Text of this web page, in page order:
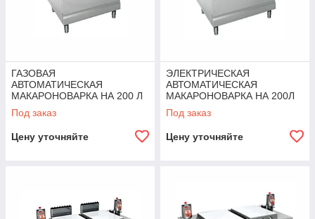
ГАЗОВАЯ
АВТОМАТИЧЕСКАЯ
МАКАРОНОВАРКА НА 200 Л
ANGELOPO
Под заказ
Цену уточняйте
ЭЛЕКТРИЧЕСКАЯ
АВТОМАТИЧЕСКАЯ
МАКАРОНОВАРКА НА 200Л
ANGELOPO
Под заказ
Цену уточняйте